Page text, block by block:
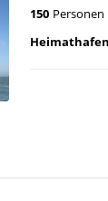
150 Personen